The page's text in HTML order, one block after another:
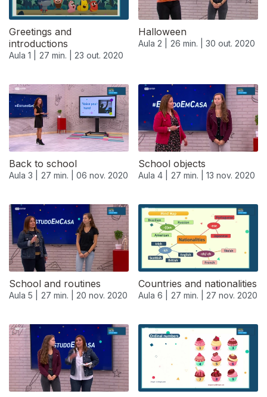
Greetings and
introductions
Aula 1 | 27 min. | 23 out. 2020
Halloween
Aula 2 | 26 min. | 30 out. 2020
Back to school
Aula 3 | 27 min. | 06 nov. 2020
School objects
Aula 4 | 27 min. | 13 nov. 2020
School and routines
Aula 5 | 27 min. | 20 nov. 2020
Countries and nationalities
Aula 6 | 27 min. | 27 nov. 2020